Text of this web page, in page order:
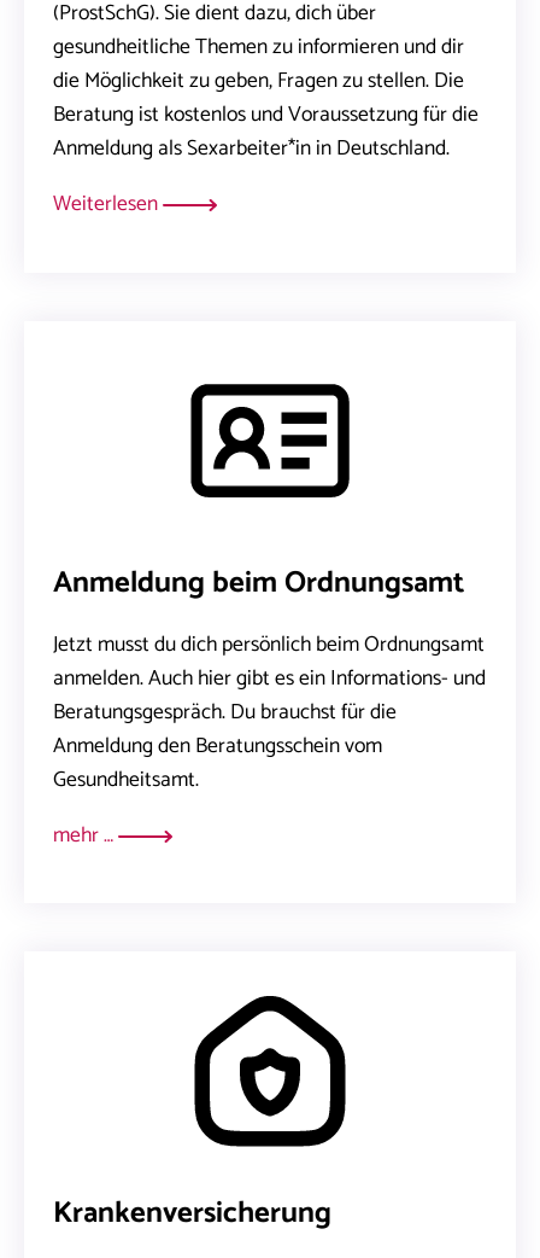
(ProstSchG). Sie dient dazu, dich über
gesundheitliche Themen zu informieren und dir
die Möglichkeit zu geben, Fragen zu stellen. Die
Beratung ist kostenlos und Voraussetzung für die
Anmeldung als Sexarbeiter*in in Deutschland.
Weiterlesen
Anmeldung beim Ordnungsamt
Jetzt musst du dich persönlich beim Ordnungsamt
anmelden. Auch hier gibt es ein Informations- und
Beratungsgespräch. Du brauchst für die
Anmeldung den Beratungsschein vom
Gesundheitsamt.
mehr …
Krankenversicherung